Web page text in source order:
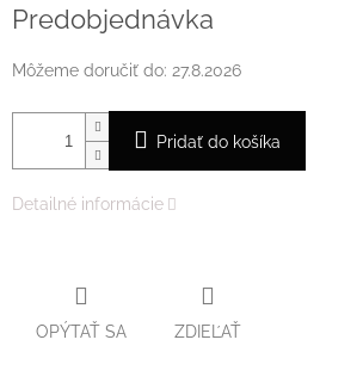
cena:
Predobjednávka
Môžeme doručiť do: 27.8.2026
Pridať do košíka
Detailné informácie
OPÝTAŤ SA ZDIEĽAŤ